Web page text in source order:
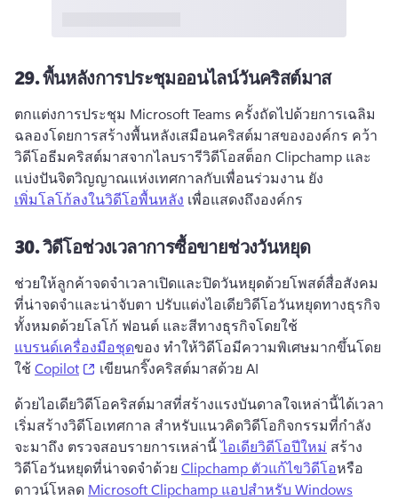
29.พื้นหลังการประชุมออนไลน์วันคริสต์มาส
ตกแต่งการประชุม Microsoft Teams ครั้งถัดไปด้วยการเฉลิม
ฉลองโดยการสร้างพื้นหลังเสมือนคริสต์มาสขององค์กร คว้า
วิดีโอธีมคริสต์มาสจากไลบรารีวิดีโอสต็อก Clipchamp และ
แบ่งปันจิตวิญญาณแห่งเทศกาลกับเพื่อนร่วมงาน ยัง
เพิ่มโลโก้ลงในวิดีโอพื้นหลัง เพื่อแสดงถึงองค์กร
30.วิดีโอช่วงเวลาการซื้อขายช่วงวันหยุด
ช่วยให้ลูกค้าจดจําเวลาเปิดและปิดวันหยุดด้วยโพสต์สื่อสังคม
ที่น่าจดจําและน่าจับตา ปรับแต่งไอเดียวิดีโอวันหยุดทางธุรกิจ
ทั้งหมดด้วยโลโก้ ฟอนต์ และสีทางธุรกิจโดยใช้
แบรนด์เครื่องมือชุดของ ทําให้วิดีโอมีความพิเศษมากขึ้นโดย
ใช้ Copilot (opens in a new tab)
เขียนกริ๊งคริสต์มาสด้วย AI
ด้วยไอเดียวิดีโอคริสต์มาสที่สร้างแรงบันดาลใจเหล่านี้ได้เวลา
เริ่มสร้างวิดีโอเทศกาล สําหรับแนวคิดวิดีโอกิจกรรมที่กําลัง
จะมาถึง ตรวจสอบรายการเหล่านี้ ไอเดียวิดีโอปีใหม่ สร้าง
วิดีโอวันหยุดที่น่าจดจําด้วย Clipchamp ตัวแก้ไขวิดีโอหรือ
ดาวน์โหลด Microsoft Clipchamp แอปสําหรับ Windows